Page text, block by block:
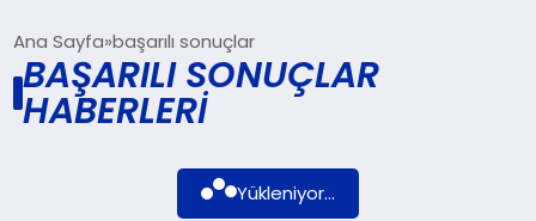
SIYASET
Ana Sayfa başarılı sonuçlar
BAŞARILI SONUÇLAR
HABERLERI
Yükleniyor...